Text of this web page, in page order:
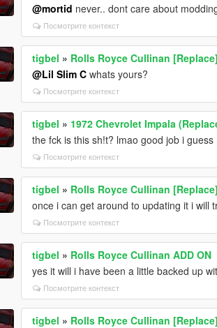
@mortid never.. dont care about
Посмотрите контекст
tigbel » Rolls Royce Cullinan [Replace]
@Lil Slim C whats yours?
Посмотрите контекст
tigbel » 1972 Chevrolet Impala
the fck is this sh!t? lmao good job i guess
Посмотрите контекст
tigbel » Rolls Royce Cullinan [Replace]
once i can get around to updating it i will
Посмотрите контекст
tigbel » Rolls Royce Cullinan ADD ON
yes it will i have been a little backed up
Посмотрите контекст
tigbel » Rolls Royce Cullinan [Replace]